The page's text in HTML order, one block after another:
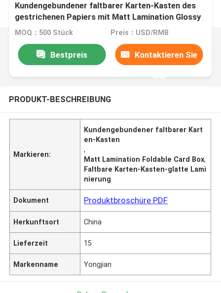
Kundengebundener faltbarer Karten-Kasten des
gestrichenen Papiers mit Matt Lamination Glossy
Lamination
MOQ：500 Stück Preis：USD/RMB
Bestpreis Kontaktieren Sie
uns
PRODUKT-BESCHREIBUNG
Markieren:
Kundengebundener faltbarer Kart
en-Kasten
,
Matt Lamination Foldable Card Box,
Faltbare Karten-Kasten-glatte Lami
nierung
Dokument Produktbroschüre PDF
Herkunftsort China
Lieferzeit 15
Markenname Yongjian